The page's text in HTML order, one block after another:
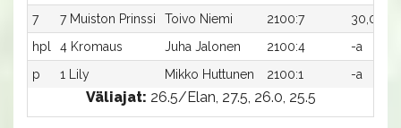
7
7 Muiston Prinssi Toivo Niemi 2100:7 30,0a
hpl
4 Kromaus Juha Jalonen 2100:4 -a
p
1 Lily Mikko Huttunen 2100:1 -a
Väliajat: 26.5/Elan, 27.5, 26.0, 25.5